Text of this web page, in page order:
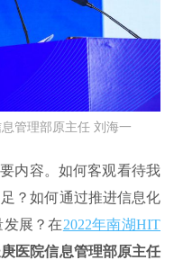
管理部原主任 刘海一
内容。如何客观看待我
？如何通过推进信息化
展？在2022年南湖HIT
医院信息管理部原主任